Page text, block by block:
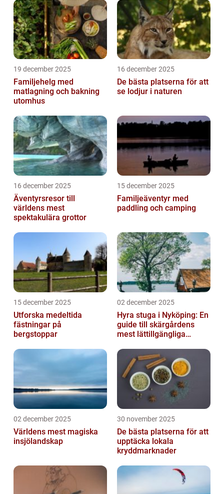
19 december 2025
Familjehelg med
matlagning och bakning
utomhus
16 december 2025
De bästa platserna för att
se lodjur i naturen
16 december 2025
Äventyrsresor till
världens mest
spektakulära grottor
15 december 2025
Familjeäventyr med
paddling och camping
15 december 2025
Utforska medeltida
fästningar på
bergstoppar
02 december 2025
Hyra stuga i Nyköping: En
guide till skärgårdens
mest lättillgängliga
02 december 2025
Världens mest magiska
insjölandskap
30 november 2025
De bästa platserna för att
upptäcka lokala
kryddmarknader